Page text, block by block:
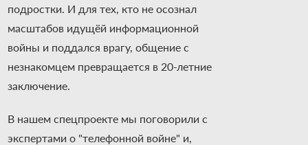
подростки. И для тех, кто не осознал
масштабов идущёй информационной
войны и поддался врагу, общение с
незнакомцем превращается в 20-летние
заключение.
В нашем спецпроекте мы поговорили с
экспертами о "телефонной войне" и,